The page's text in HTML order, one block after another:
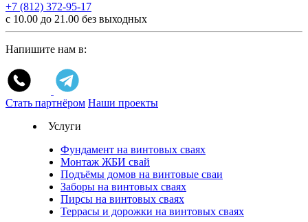
+7 (812) 372-95-17
с 10.00 до 21.00 без выходных
Напишите нам в:
Стать партнёром Наши проекты
Услуги
Фундамент на винтовых сваях
Монтаж ЖБИ свай
Подъёмы домов на винтовые сваи
Заборы на винтовых сваях
Пирсы на винтовых сваях
Террасы и дорожки на винтовых сваях